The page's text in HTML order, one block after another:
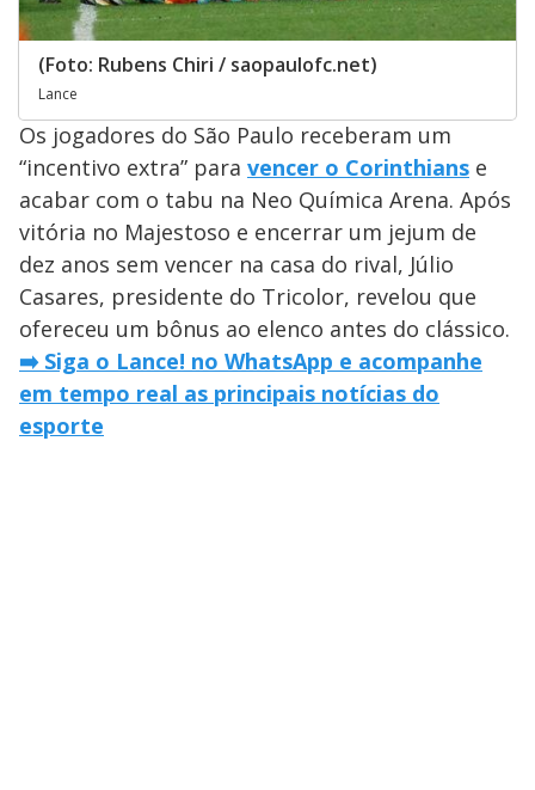
(Foto: Rubens Chiri / saopaulofc.net)
Lance
Os jogadores do São Paulo receberam um
“incentivo extra” para vencer o Corinthians e
acabar com o tabu na Neo Química Arena. Após
vitória no Majestoso e encerrar um jejum de
dez anos sem vencer na casa do rival, Júlio
Casares, presidente do Tricolor, revelou que
ofereceu um bônus ao elenco antes do clássico.
➡️ Siga o Lance! no WhatsApp e acompanhe
em tempo real as principais notícias do
esporte